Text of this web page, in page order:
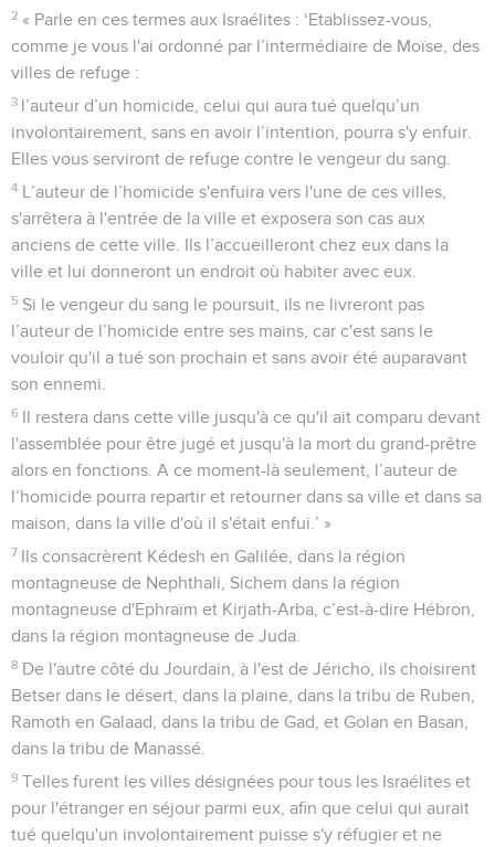
2 « Parle en ces termes aux Israélites : ‘Etablissez-vous,
comme je vous l'ai ordonné par l’intermédiaire de Moïse, des
villes de refuge :
3 l’auteur d’un homicide, celui qui aura tué quelqu’un
involontairement, sans en avoir l’intention, pourra s'y enfuir.
Elles vous serviront de refuge contre le vengeur du sang.
4 L’auteur de l’homicide s'enfuira vers l'une de ces villes,
s'arrêtera à l'entrée de la ville et exposera son cas aux
anciens de cette ville. Ils l’accueilleront chez eux dans la
ville et lui donneront un endroit où habiter avec eux.
5 Si le vengeur du sang le poursuit, ils ne livreront pas
l’auteur de l’homicide entre ses mains, car c'est sans le
vouloir qu'il a tué son prochain et sans avoir été auparavant
son ennemi.
6 Il restera dans cette ville jusqu'à ce qu'il ait comparu devant
l'assemblée pour être jugé et jusqu'à la mort du grand-prêtre
alors en fonctions. A ce moment-là seulement, l’auteur de
l’homicide pourra repartir et retourner dans sa ville et dans sa
maison, dans la ville d'où il s'était enfui.’ »
7 Ils consacrèrent Kédesh en Galilée, dans la région
montagneuse de Nephthali, Sichem dans la région
montagneuse d'Ephraïm et Kirjath-Arba, c’est-à-dire Hébron,
dans la région montagneuse de Juda.
8 De l'autre côté du Jourdain, à l'est de Jéricho, ils choisirent
Betser dans le désert, dans la plaine, dans la tribu de Ruben,
Ramoth en Galaad, dans la tribu de Gad, et Golan en Basan,
dans la tribu de Manassé.
9 Telles furent les villes désignées pour tous les Israélites et
pour l'étranger en séjour parmi eux, afin que celui qui aurait
tué quelqu'un involontairement puisse s'y réfugier et ne